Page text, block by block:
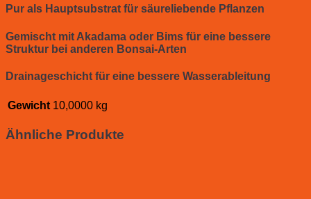
Pur als Hauptsubstrat für säureliebende Pflanzen
Gemischt mit Akadama oder Bims für eine bessere
Struktur bei anderen Bonsai-Arten
Drainageschicht für eine bessere Wasserableitung
Gewicht 10,0000 kg
Ähnliche Produkte